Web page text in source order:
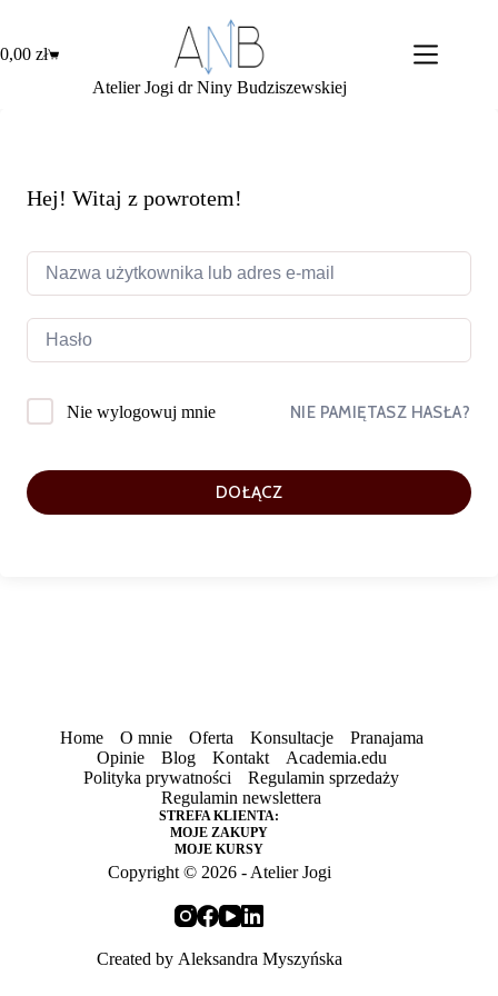
treści
Koszyk
0,00 zł
Atelier Jogi dr Niny Budziszewskiej
Hej! Witaj z powrotem!
Nie wylogowuj mnie NIE PAMIĘTASZ HASŁA?
DOŁĄCZ
Home O mnie Oferta Konsultacje
Pranajama
Opinie
Blog Kontakt
Academia.edu
Polityka prywatności
Regulamin sprzedaży
Regulamin newslettera
STREFA KLIENTA:
MOJE ZAKUPY
MOJE KURSY
Copyright © 2026 - Atelier Jogi
Created by Aleksandra Myszyńska